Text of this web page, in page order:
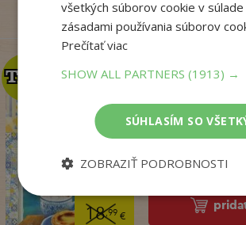
18,99 €
TOP
TOP
Penzión v
Na sklade
všetkých súborov cookie v súlade
zásadami používania súborov
Prečítať viac
SHOW ALL PARTNERS(1913) →
SÚHLASÍM SO
ZOBRAZIŤ PODROBNOSTI